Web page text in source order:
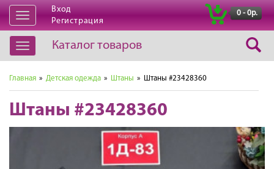
Открыть
навигацию
Вход
Регистрация
0 - 0р.
Открыть
навигацию
Каталог товаров
Главная » Детская одежда » Штаны » Штаны #23428360
Штаны #23428360